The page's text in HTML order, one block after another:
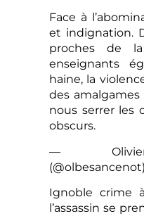
Face à
et indignation.
proches de
enseignants
haine, la
des amalgames
nous serrer les
obscurs.
— Olivier
(@olbesancenot)
Ignoble crime
l’assassin se